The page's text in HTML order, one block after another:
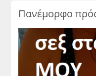
Πανέμορφο